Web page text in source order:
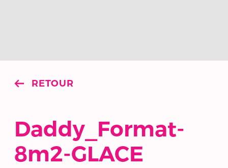
RETOUR
Daddy_Format-
8m2-GLACE